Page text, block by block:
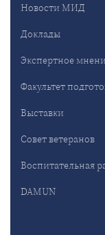
Новости МИД
Доклады
Экспертное
Факультет
Выставки
Совет ветеранов
Воспитательная
DAMUN